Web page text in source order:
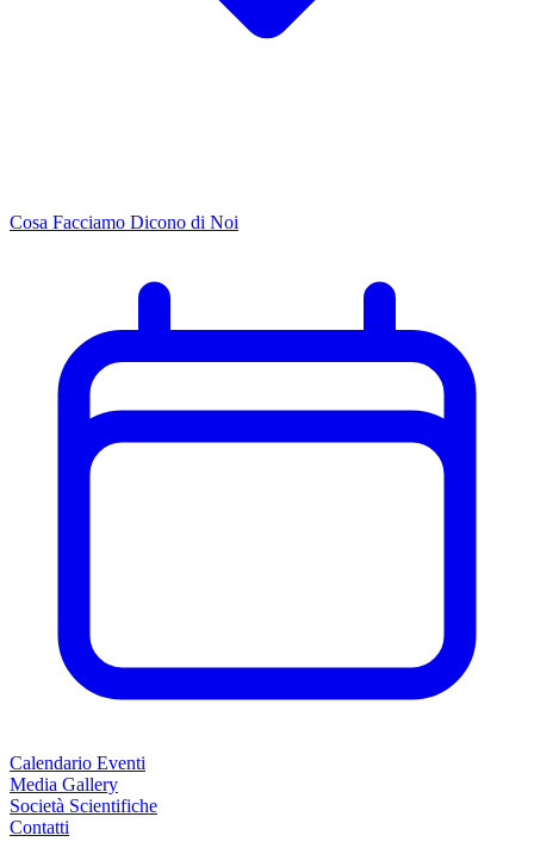
Cosa Facciamo Dicono di Noi
Calendario Eventi
Media Gallery
Società Scientifiche
Contatti